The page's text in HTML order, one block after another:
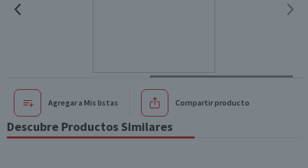
Agregar a Mis listas Compartir producto
Descubre Productos Similares